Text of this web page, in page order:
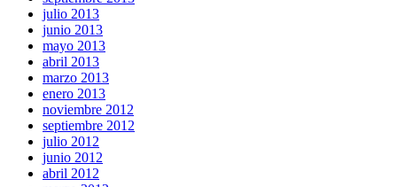
julio 2013
junio 2013
mayo 2013
abril 2013
marzo 2013
enero 2013
noviembre 2012
septiembre 2012
julio 2012
junio 2012
abril 2012